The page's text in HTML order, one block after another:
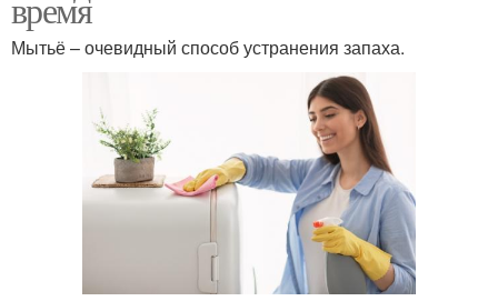
Мытьё – очевидный способ устранения запаха.